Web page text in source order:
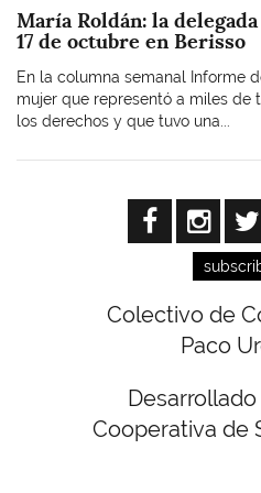
María Roldán: la
17 de octubre en Berisso
En la columna semanal Informe
mujer que representó a miles de
los derechos y que tuvo una...
Colectivo de
Paco
Cooperativa de